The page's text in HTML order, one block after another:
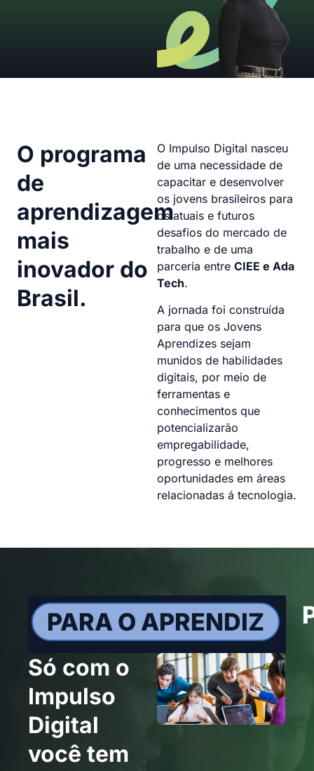
O programa
de
aprendizagem
mais
inovador do
Brasil.
O Impulso Digital nasceu
de uma necessidade de
capacitar e desenvolver
os jovens brasileiros para
os atuais e futuros
desafios do mercado de
trabalho e de uma
parceria entre CIEE e Ada
Tech.
A jornada foi construída
para que os Jovens
Aprendizes sejam
munidos de habilidades
digitais, por meio de
ferramentas e
conhecimentos que
potencializarão
empregabilidade,
progresso e melhores
oportunidades em áreas
relacionadas á tecnologia.
PARA O APRENDIZ
Só com o
Impulso
Digital
você tem